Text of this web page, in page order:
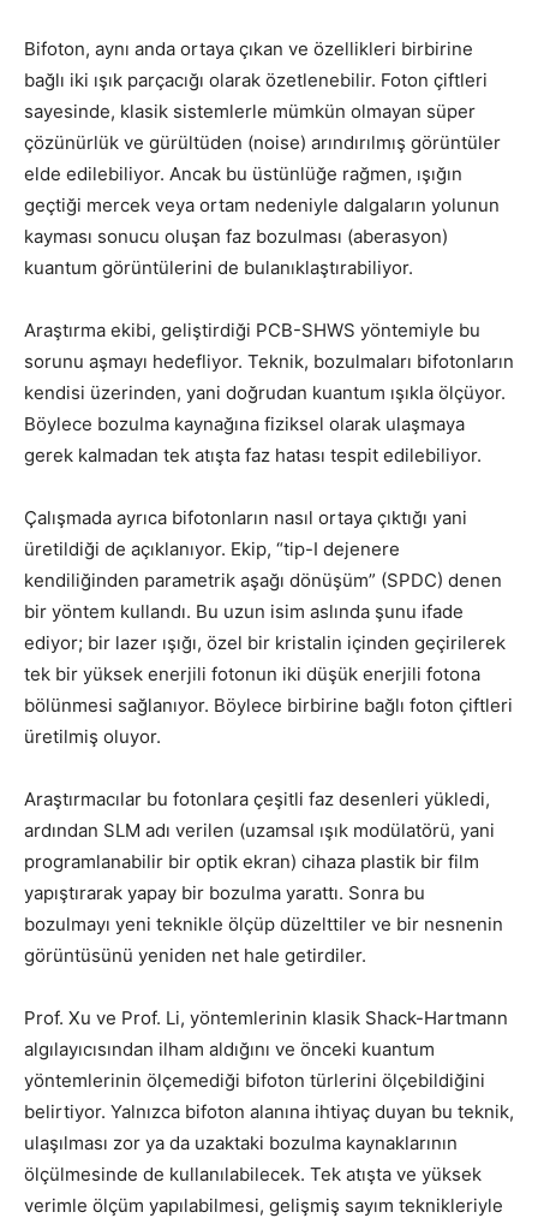
Bifoton, aynı anda ortaya çıkan ve özellikleri birbirine
bağlı iki ışık parçacığı olarak özetlenebilir. Foton çiftleri
sayesinde, klasik sistemlerle mümkün olmayan süper
çözünürlük ve gürültüden (noise) arındırılmış görüntüler
elde edilebiliyor. Ancak bu üstünlüğe rağmen, ışığın
geçtiği mercek veya ortam nedeniyle dalgaların yolunun
kayması sonucu oluşan faz bozulması (aberasyon)
kuantum görüntülerini de bulanıklaştırabiliyor.
Araştırma ekibi, geliştirdiği PCB-SHWS yöntemiyle bu
sorunu aşmayı hedefliyor. Teknik, bozulmaları bifotonların
kendisi üzerinden, yani doğrudan kuantum ışıkla ölçüyor.
Böylece bozulma kaynağına fiziksel olarak ulaşmaya
gerek kalmadan tek atışta faz hatası tespit edilebiliyor.
Çalışmada ayrıca bifotonların nasıl ortaya çıktığı yani
üretildiği de açıklanıyor. Ekip, “tip-I dejenere
kendiliğinden parametrik aşağı dönüşüm” (SPDC) denen
bir yöntem kullandı. Bu uzun isim aslında şunu ifade
ediyor; bir lazer ışığı, özel bir kristalin içinden geçirilerek
tek bir yüksek enerjili fotonun iki düşük enerjili fotona
bölünmesi sağlanıyor. Böylece birbirine bağlı foton çiftleri
üretilmiş oluyor.
Araştırmacılar bu fotonlara çeşitli faz desenleri yükledi,
ardından SLM adı verilen (uzamsal ışık modülatörü, yani
programlanabilir bir optik ekran) cihaza plastik bir film
yapıştırarak yapay bir bozulma yarattı. Sonra bu
bozulmayı yeni teknikle ölçüp düzelttiler ve bir nesnenin
görüntüsünü yeniden net hale getirdiler.
Prof. Xu ve Prof. Li, yöntemlerinin klasik Shack-Hartmann
algılayıcısından ilham aldığını ve önceki kuantum
yöntemlerinin ölçemediği bifoton türlerini ölçebildiğini
belirtiyor. Yalnızca bifoton alanına ihtiyaç duyan bu teknik,
ulaşılması zor ya da uzaktaki bozulma kaynaklarının
ölçülmesinde de kullanılabilecek. Tek atışta ve yüksek
verimle ölçüm yapılabilmesi, gelişmiş sayım teknikleriyle